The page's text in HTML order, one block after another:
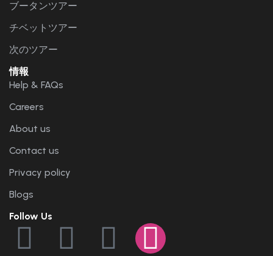
ブータンツアー
チベットツアー
次のツアー
情報
Help & FAQs
Careers
About us
Contact us
Privacy policy
Blogs
Follow Us